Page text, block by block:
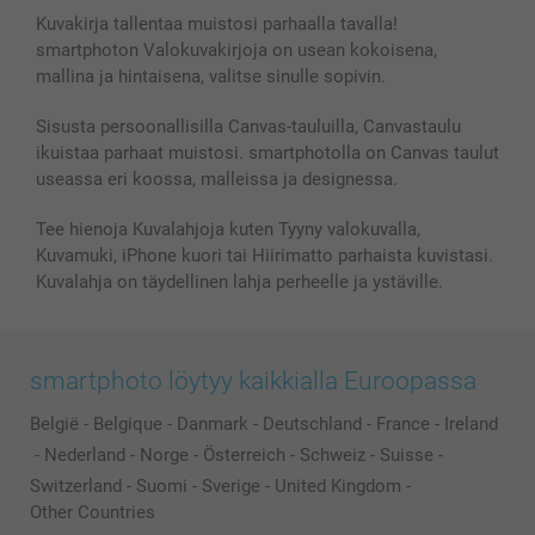
Kännykkä & Tabletti
MyNameBook
Valokuvakehykset & Lisätarvikkeet
Lahjakortti
Kaikki kuvatuotteet
Sivukartta
Ehdot/takuut
smartbonus
Hinnat & maksutavat
Kuvakirja tallentaa muistosi parhaalla tavalla!
smartphoton Valokuvakirjoja on usean kokoisena,
mallina ja hintaisena, valitse sinulle sopivin.
Sisusta persoonallisilla Canvas-tauluilla, Canvastaulu
ikuistaa parhaat muistosi. smartphotolla on Canvas taulut
useassa eri koossa, malleissa ja designessa.
Tee hienoja Kuvalahjoja kuten Tyyny valokuvalla,
Kuvamuki, iPhone kuori tai Hiirimatto parhaista kuvistasi.
Kuvalahja on täydellinen lahja perheelle ja ystäville.
smartphoto löytyy kaikkialla Euroopassa
België - Belgique - Danmark - Deutschland - France - Ireland
- Nederland - Norge - Österreich - Schweiz - Suisse -
Switzerland - Suomi - Sverige - United Kingdom -
Other Countries